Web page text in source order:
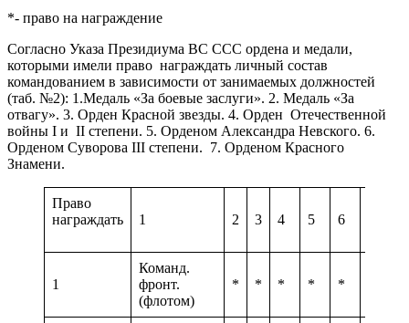
*- право на награждение
Согласно Указа Президиума ВС ССС ордена и медали,
которыми имели право награждать личный состав
командованием в зависимости от занимаемых должностей
(таб. №2): 1.Медаль «За боевые заслуги». 2. Медаль «За
отвагу». 3. Орден Красной звезды. 4. Орден Отечественной
войны I и II степени. 5. Орденом Александра Невского. 6.
Орденом Суворова III степени. 7. Орденом Красного
Знамени.
Право
награждать
1 2 3 4 5 6
1
Команд.
фронт.
(флотом)
* * * * *